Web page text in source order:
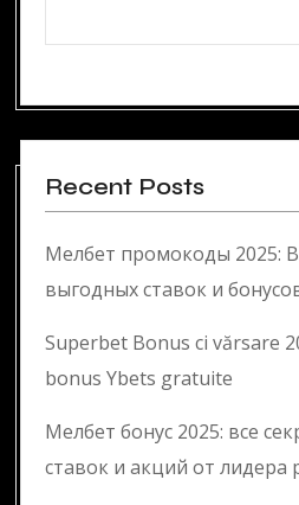
Recent Posts
Мелбет промокоды 2025:
выгодных ставок и
Superbet Bonus ci vărsare
bonus Ybets gratuite
Мелбет бонус 2025: все
ставок и акций от лидера